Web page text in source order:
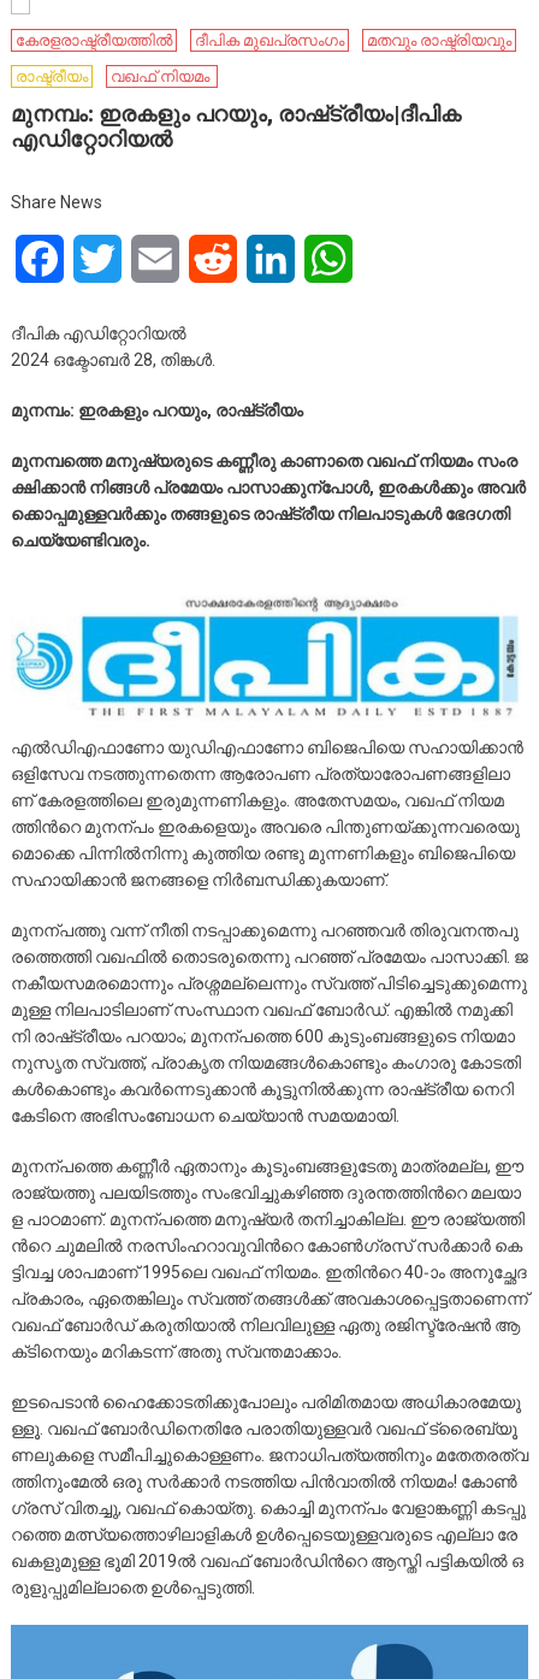
കേരളരാഷ്ട്രീയത്തിൽ ദീപിക മുഖപ്രസംഗം
മതവും രാഷ്ട്രിയവും
രാഷ്ട്രീയം
വ​ഖ​ഫ് നിയമം ​
മു​ന​മ്പം: ഇ​ര​ക​ളും പ​റ​യും, രാ​ഷ്‌​ട്രീ​യം|ദീപിക
എഡിറ്റോറിയൽ
Share News
FacebookTwitter Email Reddit LinkedIn
ദീപിക എഡിറ്റോറിയൽ
2024 ഒക്ടോബർ 28, തിങ്കൾ.
മു​ന​മ്പം: ഇ​ര​ക​ളും പ​റ​യും, രാ​ഷ്‌​ട്രീ​യം
മു​ന​മ്പ​ത്തെ മ​നു​ഷ്യ​രു​ടെ ക​ണ്ണീ​രു കാ​ണാ​തെ വ​ഖ​ഫ് നി​യ​മം സം​ര​
ക്ഷി​ക്കാ​ൻ നി​ങ്ങ​ൾ പ്ര​മേ​യം പാ​സാ​ക്കു​ന്പോ​ൾ, ഇ​ര​ക​ൾ​ക്കും അ​വ​ർ​
ക്കൊ​പ്പ​മു​ള്ള​വ​ർ​ക്കും ത​ങ്ങ​ളു​ടെ രാ​ഷ്‌​ട്രീ​യ നി​ല​പാ​ടു​കൾ ഭേ​ദ​ഗ​തി
ചെ​യ്യേ​ണ്ടി​വ​രും.
എ​ൽ​ഡി​എ​ഫാ​ണോ യു​ഡി​എ​ഫാ​ണോ ബി​ജെ​പി​യെ സ​ഹാ​യി​ക്കാ​ൻ
ഒ​ളി​സേ​വ ന​ട​ത്തു​ന്ന​തെ​ന്ന ആ​രോ​പ​ണ പ്ര​ത്യാ​രോ​പ​ണ​ങ്ങ​ളി​ലാ​
ണ് കേ​ര​ള​ത്തി​ലെ ഇ​രു​മു​ന്ന​ണി​ക​ളും. അ​തേ​സ​മ​യം, വ​ഖ​ഫ് നി​യ​മ​
ത്തി​ന്‍റെ മു​ന​ന്പം ഇ​ര​ക​ളെ​യും അ​വ​രെ പി​ന്തു​ണ​യ്ക്കു​ന്ന​വ​രെ​യു​
മൊ​ക്കെ പി​ന്നി​ൽ​നി​ന്നു കു​ത്തി​യ ര​ണ്ടു മു​ന്ന​ണി​ക​ളും ബി​ജെ​പി​യെ
സ​ഹാ​യി​ക്കാ​ൻ ജ​ന​ങ്ങ​ളെ നി​ർ​ബ​ന്ധി​ക്കു​ക​യാ​ണ്.
മു​ന​ന്പ​ത്തു വ​ന്ന് നീ​തി ന​ട​പ്പാ​ക്കു​മെ​ന്നു പ​റ​ഞ്ഞ​വ​ർ തി​രു​വ​ന​ന്ത​പു​
ര​ത്തെ​ത്തി വ​ഖ​ഫി​ൽ തൊ​ട​രു​തെ​ന്നു പ​റ​ഞ്ഞ് പ്ര​മേ​യം പാ​സാ​ക്കി. ജ​
ന​കീ​യ​സ​മ​ര​മൊ​ന്നും പ്ര​ശ്ന​മ​ല്ലെ​ന്നും സ്വ​ത്ത് പി​ടി​ച്ചെ​ടു​ക്കു​മെ​ന്നു​
മു​ള്ള നി​ല​പാ​ടി​ലാ​ണ് സം​സ്ഥാ​ന വ​ഖ​ഫ് ബോ​ർ​ഡ്. എ​ങ്കി​ൽ ന​മു​ക്കി​
നി രാ​ഷ്‌​ട്രീ​യം പ​റ​യാം; മു​ന​ന്പ​ത്തെ 600 കു​ടും​ബ​ങ്ങ​ളു​ടെ നി​യ​മാ​
നു​സൃ​ത സ്വ​ത്ത്, പ്രാ​കൃ​ത നി​യ​മ​ങ്ങ​ൾ​കൊ​ണ്ടും കം​ഗാ​രു കോ​ട​തി​
ക​ൾ​കൊ​ണ്ടും ക​വ​ർ​ന്നെ​ടു​ക്കാ​ൻ കൂ​ട്ടു​നി​ൽ​ക്കു​ന്ന രാ​ഷ്‌​ട്രീ​യ നെ​റി​
കേ​ടി​നെ അ​ഭി​സം​ബോ​ധ​ന ചെ​യ്യാ​ൻ സ​മ​യ​മാ​യി.
മു​ന​ന്പ​ത്തെ ക​ണ്ണീ​ർ ഏ​താ​നും കൂ​ടും​ബ​ങ്ങ​ളു​ടേ​തു മാ​ത്ര​മ​ല്ല, ഈ ​
രാ​ജ്യ​ത്തു പ​ല​യി​ട​ത്തും സം​ഭ​വി​ച്ചു​ക​ഴി​ഞ്ഞ ദു​ര​ന്ത​ത്തി​ന്‍റെ മ​ല​യാ​
ള പാ​ഠ​മാ​ണ്. മു​ന​ന്പ​ത്തെ മ​നു​ഷ്യ​ർ ത​നി​ച്ചാ​കി​ല്ല. ഈ ​രാ​ജ്യ​ത്തി​
ന്‍റെ ചു​മ​ലി​ൽ ന​ര​സിം​ഹ​റാ​വു​വി​ന്‍റെ കോ​ൺ​ഗ്ര​സ് സ​ർ​ക്കാ​ർ കെ​
ട്ടി​വ​ച്ച ശാ​പ​മാ​ണ് 1995ലെ ​വ​ഖ​ഫ് നി​യ​മം. ഇ​തി​ന്‍റെ 40-ാം അ​നു​ച്ഛേ​ദ
പ്ര​കാ​രം, ഏ​തെ​ങ്കി​ലും സ്വ​ത്ത് ത​ങ്ങ​ൾ​ക്ക് അ​വ​കാ​ശ​പ്പെ​ട്ട​താ​ണെ​ന്ന്
വ​ഖ​ഫ് ബോ​ർ​ഡ് ക​രു​തി​യാ​ൽ നി​ല​വി​ലു​ള്ള ഏ​തു ര​ജി​സ്ട്രേ​ഷ​ൻ ആ​
ക‌്ടി​നെ​യും മ​റി​ക​ട​ന്ന് അ​തു സ്വ​ന്ത​മാ​ക്കാം.
ഇ​ട​പെ​ടാ​ൻ ഹൈ​ക്കോ​ട​തി​ക്കു​പോ​ലും പ​രി​മി​ത​മാ​യ അ​ധി​കാ​ര​മേ​യു​
ള്ളൂ. വ​ഖ​ഫ് ബോ​ർ​ഡി​നെ​തി​രേ പ​രാ​തി​യു​ള്ള​വ​ർ വ​ഖ​ഫ് ട്രൈ​ബ്യൂ​
ണ​ലു​ക​ളെ സ​മീ​പി​ച്ചു​കൊ​ള്ള​ണം. ജ​നാ​ധി​പ​ത്യ​ത്തി​നും മ​തേ​ത​ര​ത്വ​
ത്തി​നും​മേ​ൽ ഒ​രു സ​ർ​ക്കാ​ർ ന​ട​ത്തി​യ പി​ൻ​വാ​തി​ൽ നി​യ​മം! കോ​ൺ​
ഗ്ര​സ് വി​ത​ച്ചു, വ​ഖ​ഫ് കൊ​യ്തു. കൊ​ച്ചി മു​ന​ന്പം വേ​ളാ​ങ്ക​ണ്ണി ക​ട​പ്പു​
റ​ത്തെ മ​ത്സ്യ​ത്തൊ​ഴി​ലാ​ളി​ക​ൾ ഉ​ൾ​പ്പെ​ടെ​യു​ള്ള​വ​രു​ടെ എ​ല്ലാ രേ​
ഖ​ക​ളു​മു​ള്ള ഭൂ​മി 2019ൽ ​വ​ഖ​ഫ് ബോ​ർ​ഡി​ന്‍റെ ആ​സ്തി പ​ട്ടി​ക​യി​ൽ ഒ​
രു​ളു​പ്പു​മി​ല്ലാ​തെ ഉ​ൾ​പ്പെ​ടു​ത്തി.